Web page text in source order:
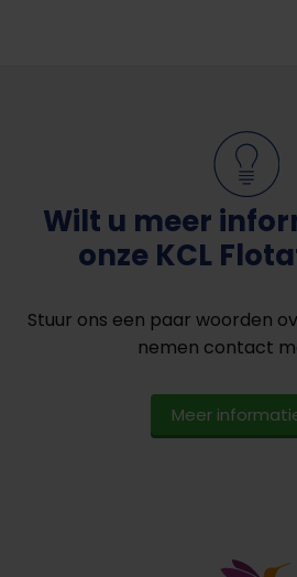
Wilt u meer
onze KCL
Stuur ons een paar woorden
nemen contact
Meer